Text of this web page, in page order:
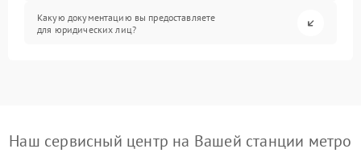
Какую документацию вы предоставляете
для юридических лиц?
Наш сервисный центр на Вашей станции метро